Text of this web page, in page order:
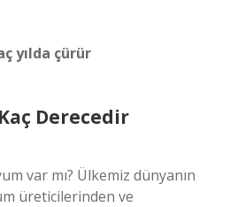
yılda çürür
Derecedir
var mı? Ülkemiz dünyanın
üreticilerinden ve